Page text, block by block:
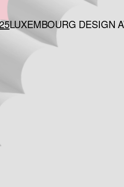
LUXEMBOURG DESIGN